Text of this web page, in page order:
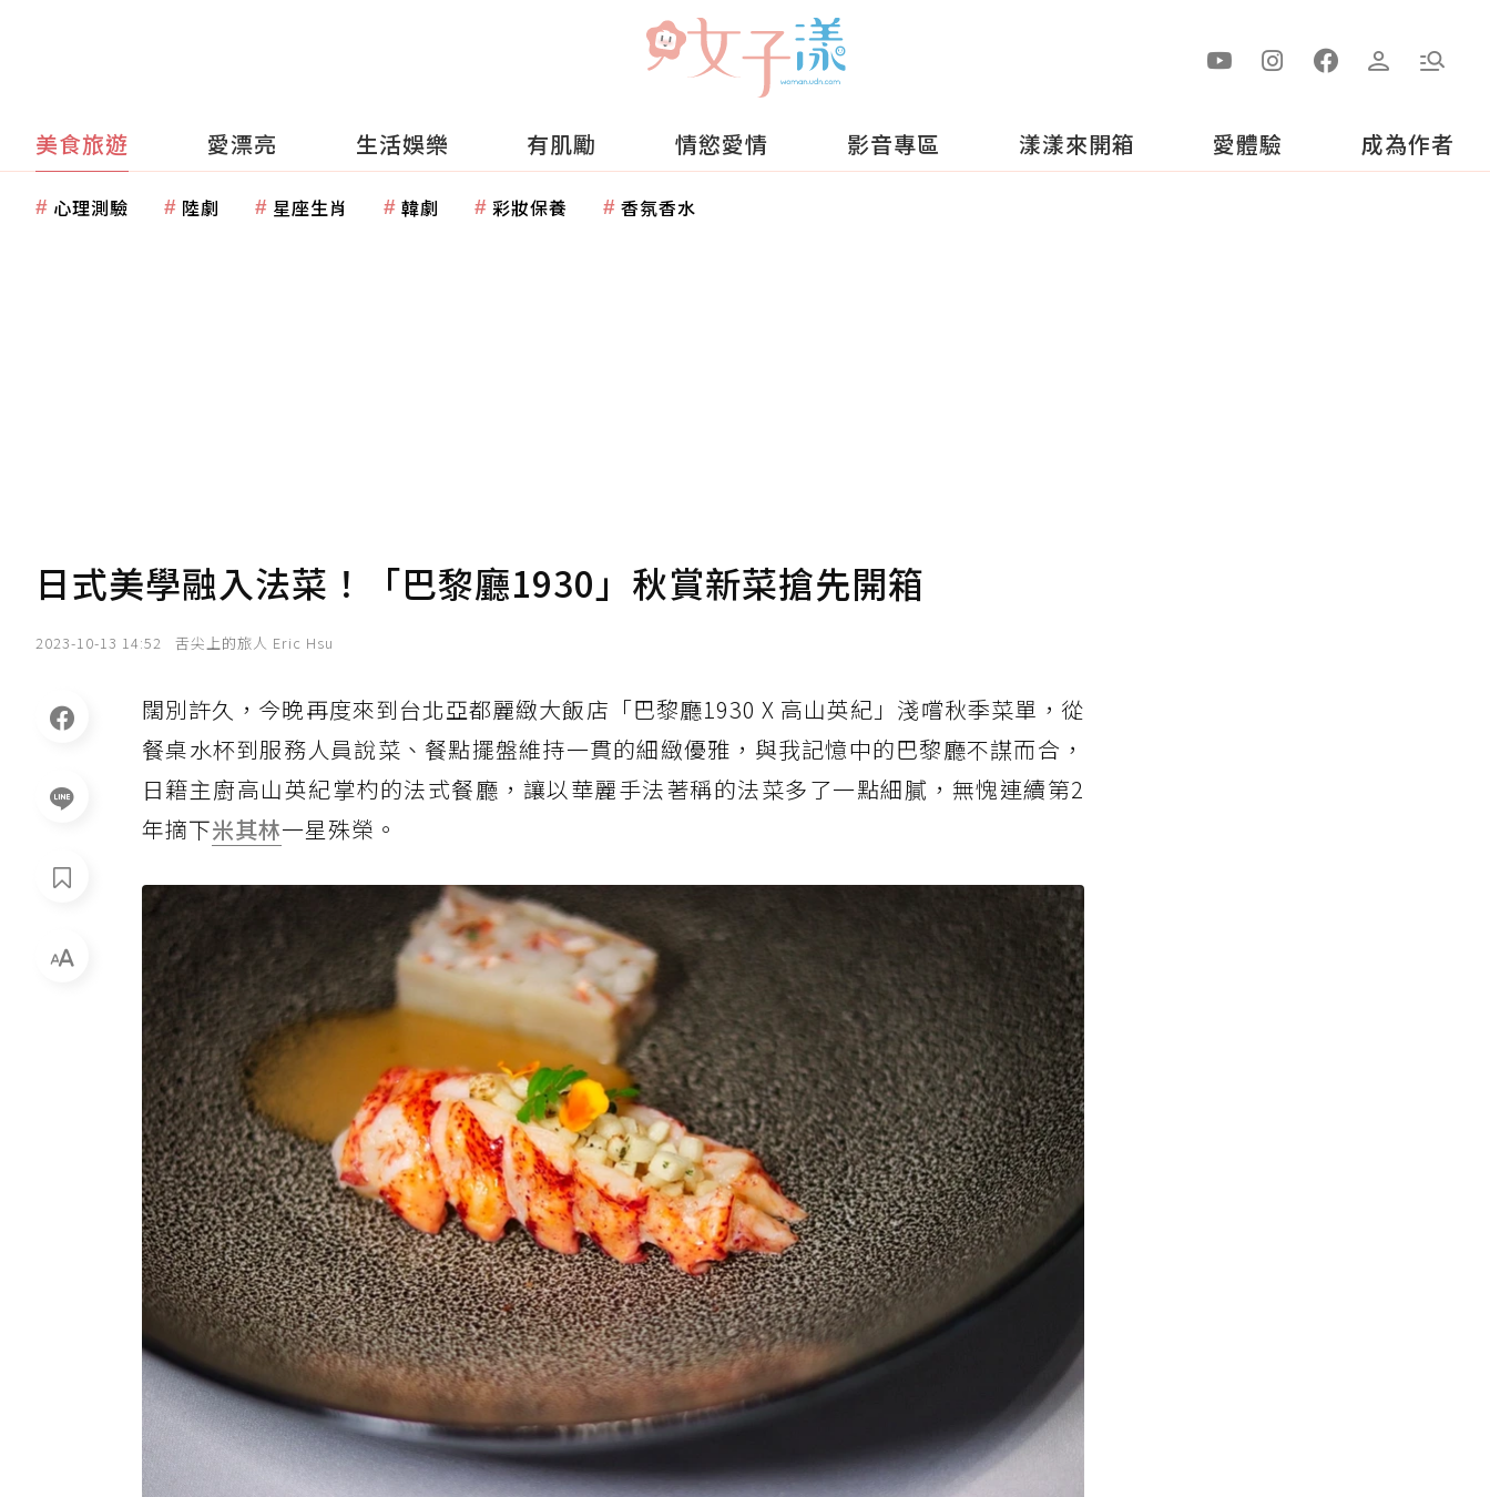
美食旅遊 愛漂亮 生活娛樂 有肌勵 情慾愛情 影音專區 漾漾來開箱 愛體驗 成為作者
心理測驗 陸劇 星座生肖 韓劇 彩妝保養 香氛香水
日式美學融入法菜！「巴黎廳1930」秋賞新菜搶先開箱
2023-10-13 14:52 舌尖上的旅人 Eric Hsu
闊別許久，今晚再度來到台北亞都麗緻大飯店「巴黎廳1930 X 高山英紀」淺嚐秋季菜單，從
餐桌水杯到服務人員說菜、餐點擺盤維持一貫的細緻優雅，與我記憶中的巴黎廳不謀而合，
日籍主廚高山英紀掌杓的法式餐廳，讓以華麗手法著稱的法菜多了一點細膩，無愧連續第2
年摘下米其林一星殊榮。